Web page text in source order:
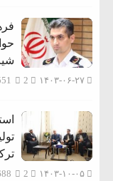
۱۴۰۳-۰۶-۲۷
۱۴۰۳-۱۰-۰۵